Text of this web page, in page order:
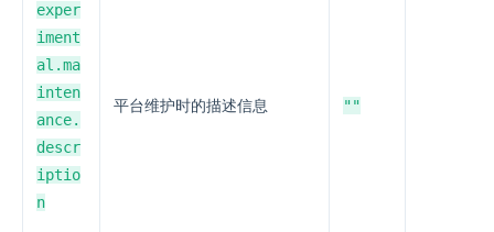
exper
iment
al.ma
inten
ance.
descr
iptio
n
平台维护时的描述信息 ""